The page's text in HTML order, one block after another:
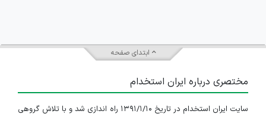
ابتدای صفحه
مختصری درباره ایران استخدام
سایت ایران استخدام در تاریخ ۱۳۹۱/۱/۱۰ راه اندازی شد و با تلاش گروهی